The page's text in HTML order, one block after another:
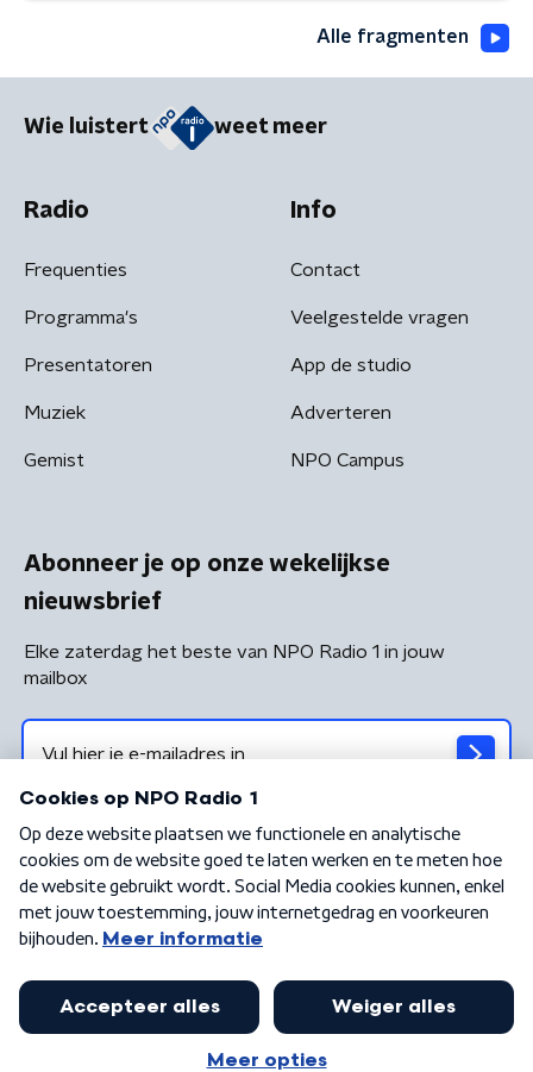
Alle fragmenten
Wie luistert weet meer
Radio
Frequenties
Programma's
Presentatoren
Muziek
Gemist
Info
Contact
Veelgestelde vragen
App de studio
Adverteren
NPO Campus
Abonneer je op onze wekelijkse
nieuwsbrief
Elke zaterdag het beste van NPO Radio 1 in jouw
mailbox
Algemene voorwaarden